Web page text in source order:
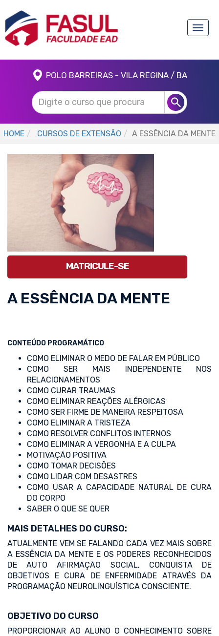
Toggle
POLO BARREIRAS - VILA REGINA / BA
HOME CURSOS DE EXTENSÃO A ESSÊNCIA DA MENTE
MATRICULE-SE
A ESSÊNCIA DA MENTE
CONTEÚDO PROGRAMÁTICO
COMO ELIMINAR O MEDO DE FALAR EM PÚBLICO
COMO SER MAIS INDEPENDENTE NOS
RELACIONAMENTOS
COMO CURAR TRAUMAS
COMO ELIMINAR REAÇÕES ALÉRGICAS
COMO SER FIRME DE MANEIRA RESPEITOSA
COMO ELIMINAR A TRISTEZA
COMO RESOLVER CONFLITOS INTERNOS
COMO ELIMINAR A VERGONHA E A CULPA
MOTIVAÇÃO POSITIVA
COMO TOMAR DECISÕES
COMO LIDAR COM DESASTRES
COMO USAR A CAPACIDADE NATURAL DE CURA
DO CORPO
SABER O QUE SE QUER
MAIS DETALHES DO CURSO:
ATUALMENTE VEM SE FALANDO CADA VEZ MAIS SOBRE
A ESSÊNCIA DA MENTE E OS PODERES RECONHECIDOS
DE AUTO AFIRMAÇÃO SOCIAL, CONQUISTA DE
OBJETIVOS E CURA DE ENFERMIDADE ATRAVÉS DA
PROGRAMAÇÃO NEUROLINGUÍSTICA CONSCIENTE.
OBJETIVO DO CURSO
PROPORCIONAR AO ALUNO O CONHECIMENTO SOBRE